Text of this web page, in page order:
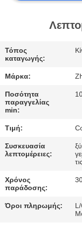
ΖΗΤΉΣΤΕ
ΜΙΑ
SITEMAP
ΠΟΛΙΤΙΚΉ
Τόπος
καταγωγής:
Μάρκα:
Ποσότητα
παραγγελίας
min:
Τιμή:
Συσκευασία
λεπτομέρειες:
Χρόνος
παράδοσης:
Όροι πληρωμής: